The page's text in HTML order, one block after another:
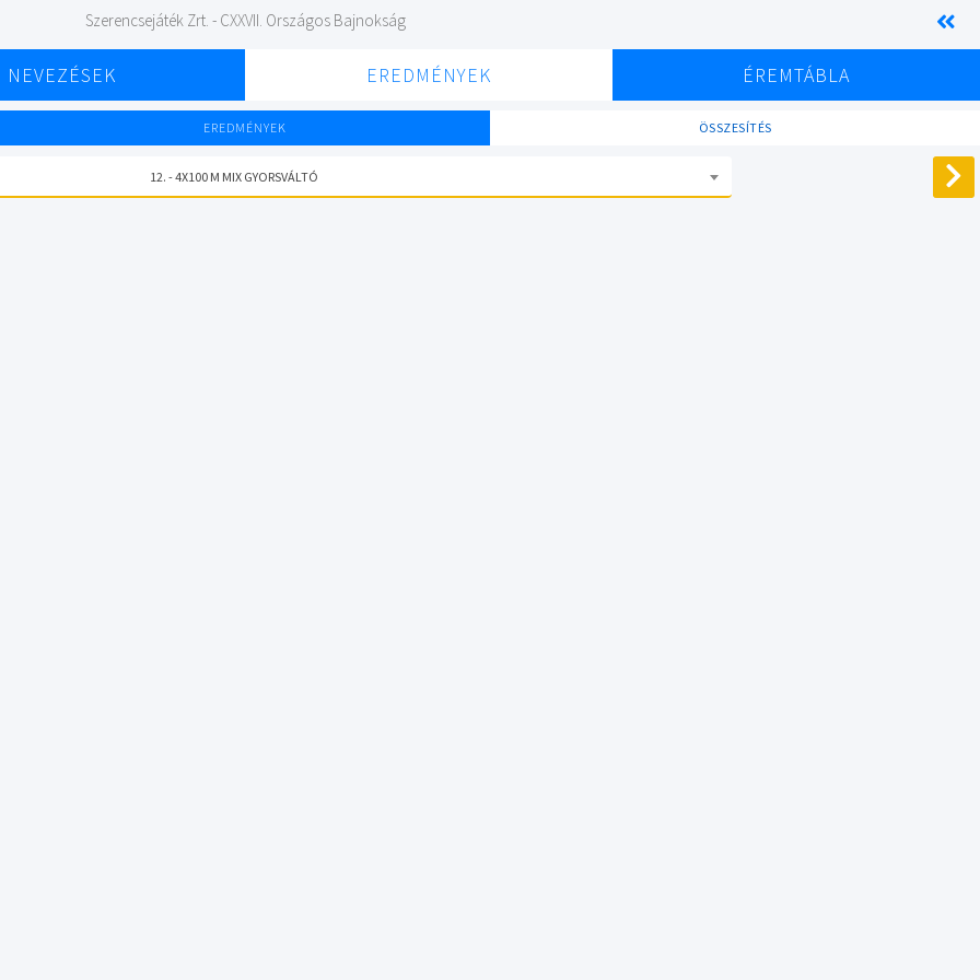
Szerencsejáték Zrt. - CXXVII. Országos Bajnokság
NEVEZÉSEK EREDMÉNYEK ÉREMTÁBLA
EREDMÉNYEK ÖSSZESÍTÉS
12. - 4X100 M MIX GYORSVÁLTÓ